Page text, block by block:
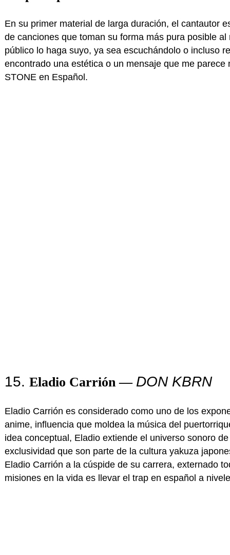
En su primer material de larga duración, el cantautor
de canciones que toman su forma más pura posible
público lo haga suyo, ya sea escuchándolo o incluso
encontrado una estética o un mensaje que me
STONE en Español.
15. Eladio Carrión — DON KBRN
Eladio Carrión es considerado como uno de los
anime, influencia que moldea la música del
idea conceptual, Eladio extiende el universo sonoro
exclusividad que son parte de la cultura yakuza
Eladio Carrión a la cúspide de su carrera, externado
misiones en la vida es llevar el trap en español a